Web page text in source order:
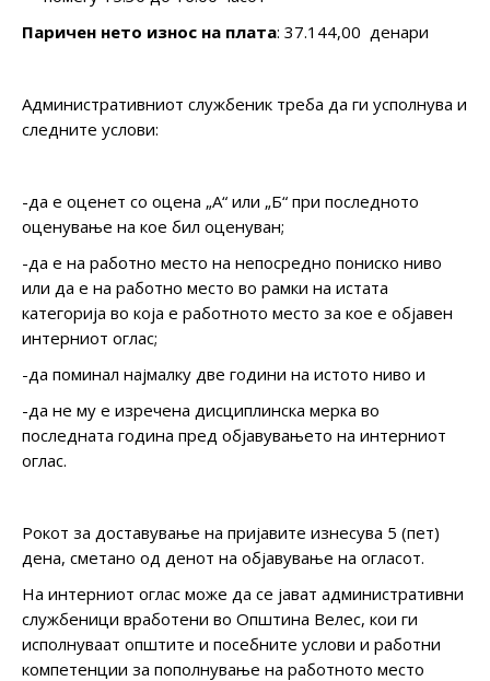
Паричен нето износ на плата: 37.144,00 денари
Административниот службеник треба да ги усполнува и
следните услови:
-да е оценет со оцена „А“ или „Б“ при последното
оценување на кое бил оценуван;
-да е на работно место на непосредно пониско ниво
или да е на работно место во рамки на истата
категорија во која е работното место за кое е објавен
интерниот оглас;
-да поминал најмалку две години на истото ниво и
-да не му е изречена дисциплинска мерка во
последната година пред објавувањето на интерниот
оглас.
Рокот за доставување на пријавите изнесува 5 (пет)
дена, сметано од денот на објавување на огласот.
На интерниот оглас може да се јават административни
службеници вработени во Општина Велес, кои ги
исполнуваат општите и посебните услови и работни
компетенции за пополнување на работното место